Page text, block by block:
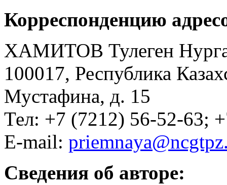
Корреспонденцию
ХАМИТОВ Тулеген
100017, Республика
Мустафина, д. 15
Тел: +7 (7212) 56-52-63;
E-mail:
Сведения об авторе: